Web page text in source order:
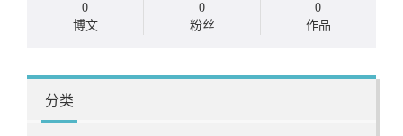
0
博文
0
粉丝
0
作品
分类